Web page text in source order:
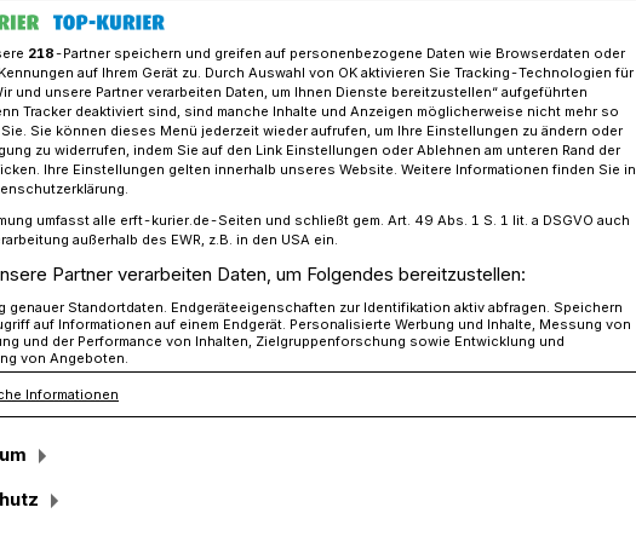
auf dem Roten Sofa“ mit Wolfgang Norf
Sofa“ mit Wolfgang Norf
geringeres
die Arbeit
eine soziale Ader und viel
drei Voraussetzungen für die wichtige
an Menschen in Not
218-Partner speichern und greifen auf personenbezogene Daten wie Browserdaten oder
auf Ihrem Gerät zu. Durch Auswahl von OK aktivieren Sie Tracking-Technologien für
und unsere Partner verarbeiten Daten, um Ihnen Dienste bereitzustellen“ aufgeführten
Tracker deaktiviert sind, sind manche Inhalte und Anzeigen möglicherweise nicht mehr so
Sie können dieses Menü jederzeit wieder aufrufen, um Ihre Einstellungen zu ändern oder
zu widerrufen, indem Sie auf den Link Einstellungen oder Ablehnen am unteren Rand der
Ihre Einstellungen gelten innerhalb unseres Website. Weitere Informationen finden Sie in
umfasst alle erft-kurier.de-Seiten und schließt gem. Art. 49 Abs. 1 S. 1 lit. a DSGVO auch
außerhalb des EWR, z.B. in den USA ein.
Partner verarbeiten Daten, um Folgendes bereitzustellen:
genauer Standortdaten. Endgeräteeigenschaften zur Identifikation aktiv abfragen. Speichern
auf Informationen auf einem Endgerät. Personalisierte Werbung und Inhalte, Messung von
und der Performance von Inhalten, Zielgruppenforschung sowie Entwicklung und
von Angeboten.
Informationen